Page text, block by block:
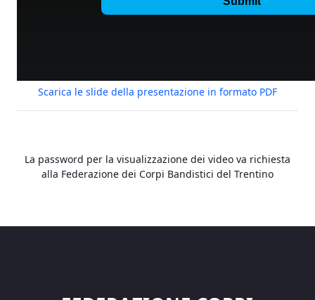
Scarica le slide della presentazione in formato PDF
La password per la visualizzazione dei video va richiesta
alla Federazione dei Corpi Bandistici del Trentino